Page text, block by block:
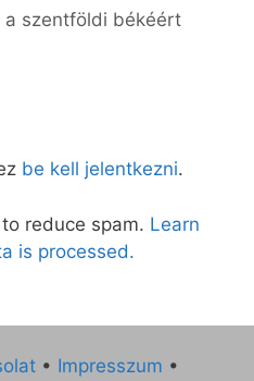
a szentföldi békéért
be kell jelentkezni.
reduce spam. Learn
is processed.
• Impresszum •